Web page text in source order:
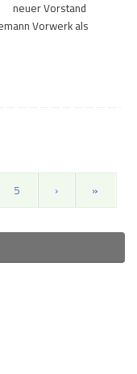
neuer Vorstand
Vorwerk als
5 › »